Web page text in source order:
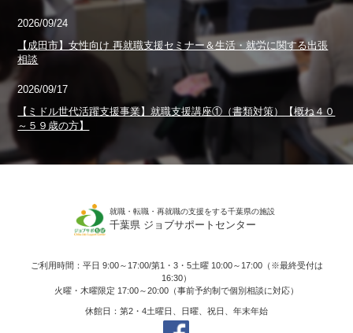
2026/09/24
【成田市】女性向け 再就職支援セミナー＆生活・就労に関する出張
相談
2026/09/17
【ミドル世代活躍支援事業】就職支援講座①（書類対策）【概ね４０
～５９歳の方】
就職・転職・再就職の支援をする千葉県の施設
千葉県 ジョブサポートセンター
ご利用時間：平日 9:00～17:00/第1・3・5土曜 10:00～17:00（※最終受付は
16:30）
火曜・木曜限定 17:00～20:00（事前予約制で個別相談に対応）
休館日：第2・4土曜日、日曜、祝日、年末年始